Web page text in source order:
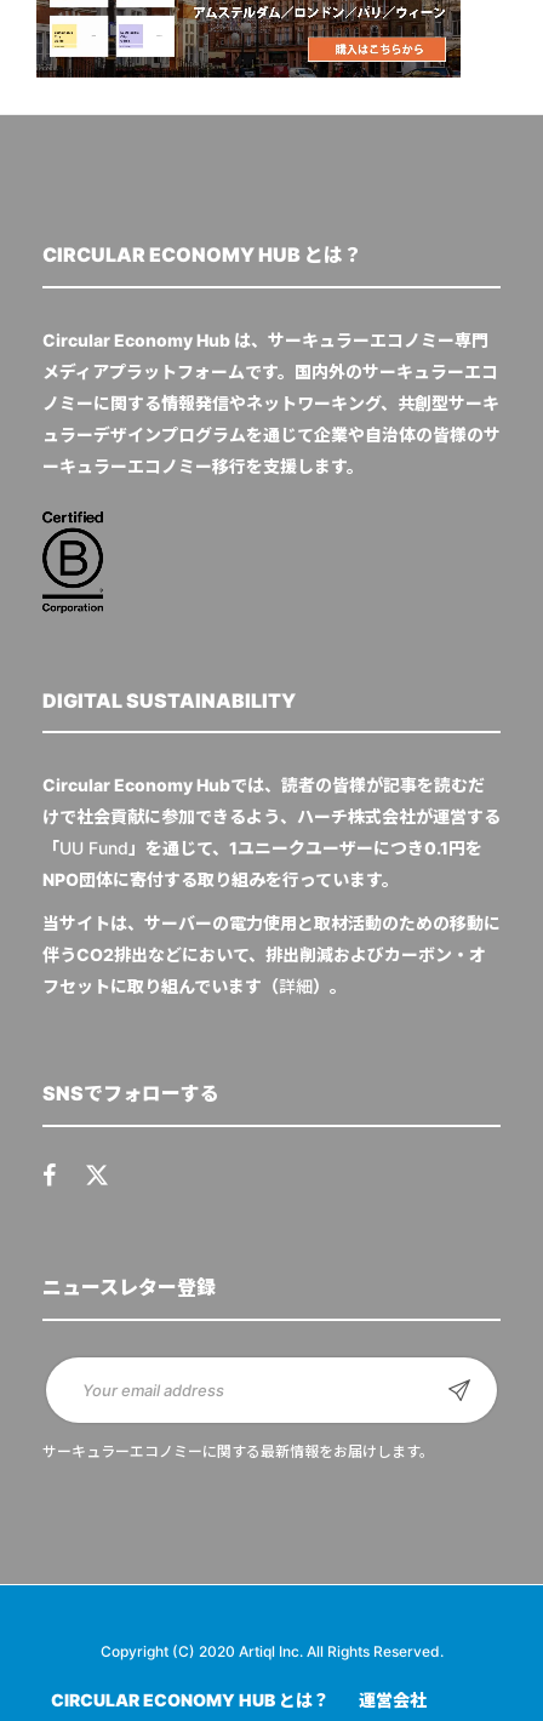
CIRCULAR ECONOMY HUB とは？
Circular Economy Hub は、サーキュラーエコノミー専門
メディアプラットフォームです。国内外のサーキュラーエコ
ノミーに関する情報発信やネットワーキング、共創型サーキ
ュラーデザインプログラムを通じて企業や自治体の皆様のサ
ーキュラーエコノミー移行を支援します。
DIGITAL SUSTAINABILITY
Circular Economy Hubでは、読者の皆様が記事を読むだ
けで社会貢献に参加できるよう、ハーチ株式会社が運営する
「UU Fund 」を通じて、1ユニークユーザーにつき0.1円を
NPO団体に寄付する取り組みを行っています。
当サイトは、サーバーの電力使用と取材活動のための移動に
伴うCO2排出などにおいて、排出削減およびカーボン・オ
フセットに取り組んでいます（詳細）。
SNSでフォローする
ニュースレター登録
サーキュラーエコノミーに関する最新情報をお届けします。
Copyright (C) 2020 Artiql Inc. All Rights Reserved.
CIRCULAR ECONOMY HUB とは？ 運営会社